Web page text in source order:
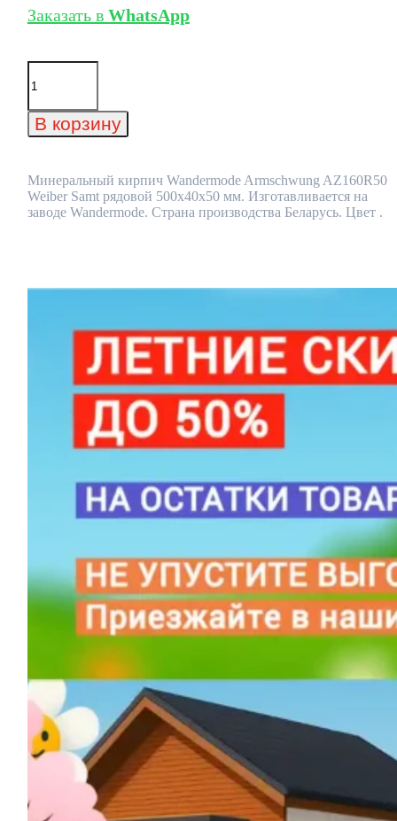
Заказать в WhatsApp
Количество
товара
кирпич
Wandermode
Weiber
Samt
рядовой
В корзину
Минеральный кирпич Wandermode Armschwung AZ160R50
Weiber Samt рядовой 500x40x50 мм. Изготавливается на
заводе Wandermode. Страна производства Беларусь. Цвет .